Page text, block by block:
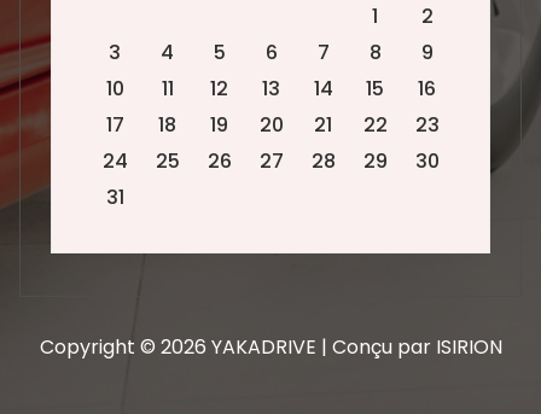
1
2
3
4 5 6 7 8
9
10
11 12 13 14 15
16
17
18 19 20 21 22
23
24
25 26 27 28 29
30
31
Copyright © 2026 YAKADRIVE | Conçu par ISIRION